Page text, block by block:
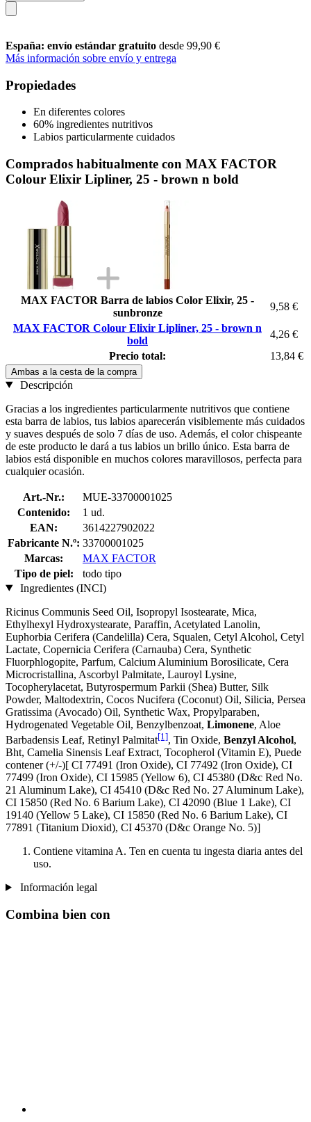
España: envío estándar gratuito desde 99,90 €
Más información sobre envío y entrega
Propiedades
En diferentes colores
60% ingredientes nutritivos
Labios particularmente cuidados
Comprados habitualmente con MAX FACTOR
Colour Elixir Lipliner, 25 - brown n bold
MAX FACTOR Barra de labios Color Elixir, 25 -
sunbronze
9,58 €
MAX FACTOR Colour Elixir Lipliner, 25 - brown n
bold
4,26 €
Precio total:
13,84 €
Ambas a la cesta de la compra
Descripción
Gracias a los ingredientes particularmente nutritivos que contiene
esta barra de labios, tus labios aparecerán visiblemente más cuidados
y suaves después de solo 7 días de uso. Además, el color chispeante
de este producto le dará a tus labios un brillo único. Esta barra de
labios está disponible en muchos colores maravillosos, perfecta para
cualquier ocasión.
Art.-Nr.:
MUE-33700001025
Contenido:
1 ud.
EAN:
3614227902022
Fabricante N.º: 33700001025
Marcas:
MAX FACTOR
Tipo de piel:
todo tipo
Ingredientes (INCI)
Ricinus Communis Seed Oil, Isopropyl Isostearate, Mica,
Ethylhexyl Hydroxystearate, Paraffin, Acetylated Lanolin,
Euphorbia Cerifera (Candelilla) Cera, Squalen, Cetyl Alcohol, Cetyl
Lactate, Copernicia Cerifera (Carnauba) Cera, Synthetic
Fluorphlogopite, Parfum, Calcium Aluminium Borosilicate, Cera
Microcristallina, Ascorbyl Palmitate, Lauroyl Lysine,
Tocopherylacetat, Butyrospermum Parkii (Shea) Butter, Silk
Powder, Maltodextrin, Cocos Nucifera (Coconut) Oil, Silicia, Persea
Gratissima (Avocado) Oil, Synthetic Wax, Propylparaben,
Hydrogenated Vegetable Oil, Benzylbenzoat, Limonene, Aloe
Barbadensis Leaf, Retinyl Palmitat[1], Tin Oxide, Benzyl Alcohol,
Bht, Camelia Sinensis Leaf Extract, Tocopherol (Vitamin E), Puede
contener (+/-)[ CI 77491 (Iron Oxide), CI 77492 (Iron Oxide), CI
77499 (Iron Oxide), CI 15985 (Yellow 6), CI 45380 (D&c Red No.
21 Aluminum Lake), CI 45410 (D&c Red No. 27 Aluminum Lake),
CI 15850 (Red No. 6 Barium Lake), CI 42090 (Blue 1 Lake), CI
19140 (Yellow 5 Lake), CI 15850 (Red No. 6 Barium Lake), CI
77891 (Titanium Dioxid), CI 45370 (D&c Orange No. 5)]
Contiene vitamina A. Ten en cuenta tu ingesta diaria antes del
uso.
Información legal
Combina bien con